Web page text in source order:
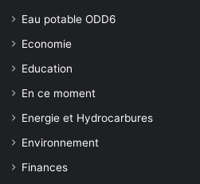
Eau potable ODD6
Economie
Education
En ce moment
Energie et Hydrocarbures
Environnement
Finances